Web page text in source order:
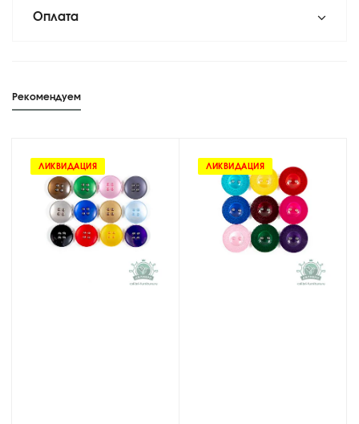
Оплата
Рекомендуем
ЛИКВИДАЦИЯ ЛИКВИДАЦИЯ